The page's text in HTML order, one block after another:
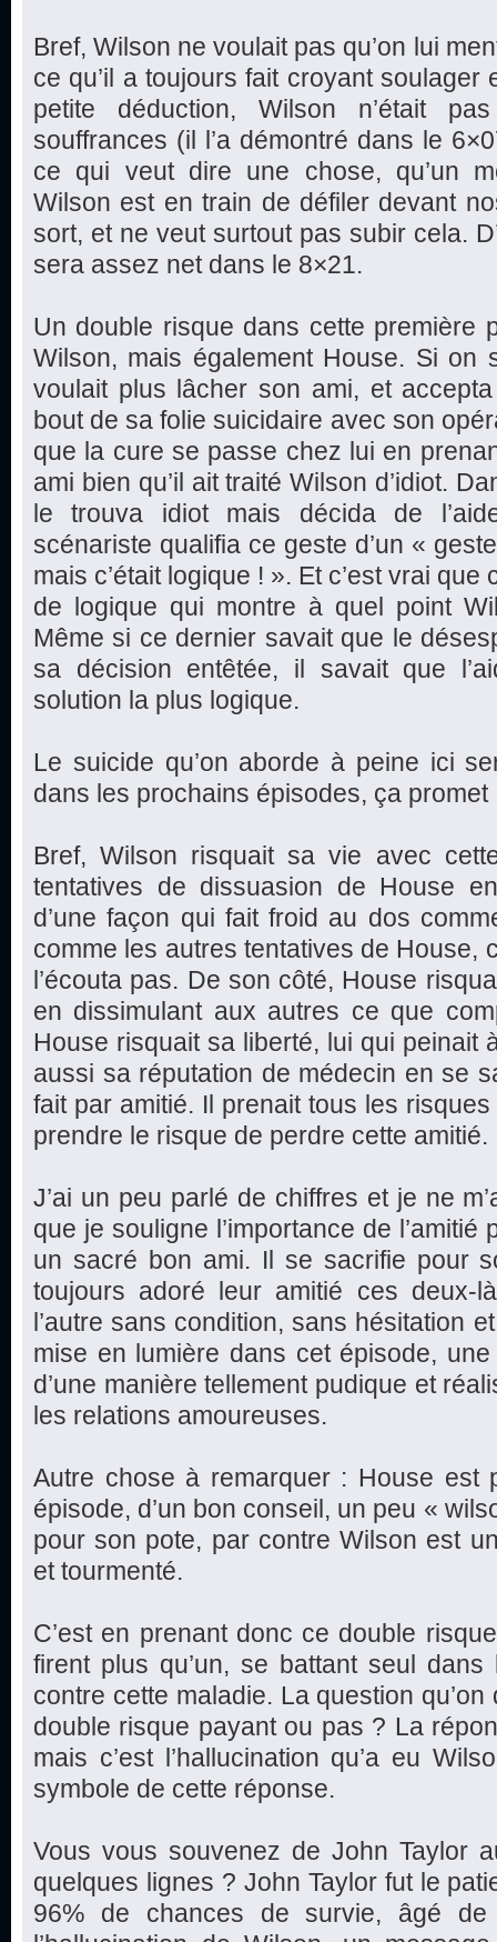
Bref, Wilson ne voulait pas qu’on lui
ce qu’il a toujours fait croyant soulager
petite déduction, Wilson n’était
souffrances (il l’a démontré dans le
ce qui veut dire une chose, qu’un
Wilson est en train de défiler devant
sort, et ne veut surtout pas subir cela.
sera assez net dans le 8×21.
Un double risque dans cette première
Wilson, mais également House. Si on
voulait plus lâcher son ami, et
bout de sa folie suicidaire avec son
que la cure se passe chez lui en
ami bien qu’il ait traité Wilson d’idiot.
le trouva idiot mais décida de
scénariste qualifia ce geste d’un «
mais c’était logique ! ». Et c’est vrai que
de logique qui montre à quel point
Même si ce dernier savait que le
sa décision entêtée, il savait que
solution la plus logique.
Le suicide qu’on aborde à peine ici
dans les prochains épisodes, ça promet
Bref, Wilson risquait sa vie avec
tentatives de dissuasion de House
d’une façon qui fait froid au dos
comme les autres tentatives de House,
l’écouta pas. De son côté, House
en dissimulant aux autres ce que
House risquait sa liberté, lui qui peinait
aussi sa réputation de médecin en se
fait par amitié. Il prenait tous les
prendre le risque de perdre cette amitié.
J’ai un peu parlé de chiffres et je ne
que je souligne l’importance de l’amitié
un sacré bon ami. Il se sacrifie pour
toujours adoré leur amitié ces deux-
l’autre sans condition, sans hésitation
mise en lumière dans cet épisode,
d’une manière tellement pudique et
les relations amoureuses.
Autre chose à remarquer : House est
épisode, d’un bon conseil, un peu «
pour son pote, par contre Wilson est
et tourmenté.
C’est en prenant donc ce double
firent plus qu’un, se battant seul
contre cette maladie. La question
double risque payant ou pas ? La
mais c’est l’hallucination qu’a eu
symbole de cette réponse.
Vous vous souvenez de John Taylor
quelques lignes ? John Taylor fut le
96% de chances de survie, âgé